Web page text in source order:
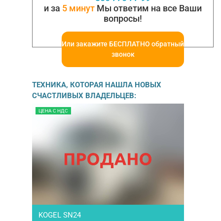
и за 5 минут Мы ответим на все Ваши
вопросы!
Или закажите БЕСПЛАТНО обратный
звонок
ТЕХНИКА, КОТОРАЯ НАШЛА НОВЫХ
СЧАСТЛИВЫХ ВЛАДЕЛЬЦЕВ:
ЦЕНА С НДС
KOGEL SN24